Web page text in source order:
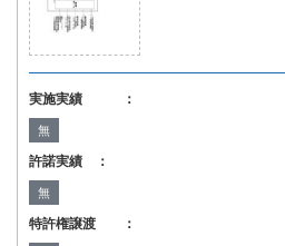
実施実績 ：
無
許諾実績 ：
無
特許権譲渡 ：